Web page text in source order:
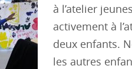
à l’atelier
activement à
deux enfants.
les autres